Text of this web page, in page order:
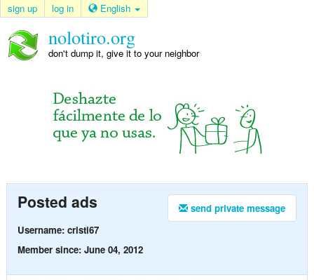
sign up log in English
nolotiro.org
don't dump it, give it to your neighbor
send private message
Posted ads
Username: cristi67
Member since: June 04, 2012